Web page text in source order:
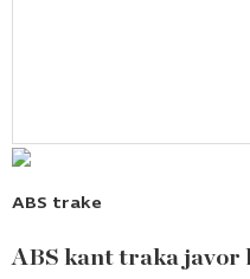
ABS trake
ABS kant traka javor